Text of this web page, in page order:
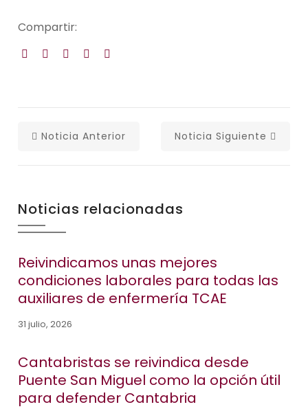
Compartir:
Noticia Anterior Noticia Siguiente
Noticias relacionadas
Reivindicamos unas mejores
condiciones laborales para todas las
auxiliares de enfermería TCAE
31 julio, 2026
Cantabristas se reivindica desde
Puente San Miguel como la opción útil
para defender Cantabria